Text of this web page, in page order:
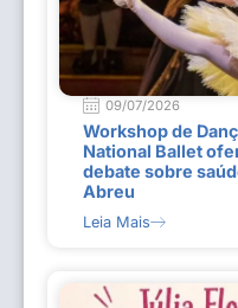
09/07/2026
Workshop de
National Ballet
debate sobre
Abreu
Leia Mais